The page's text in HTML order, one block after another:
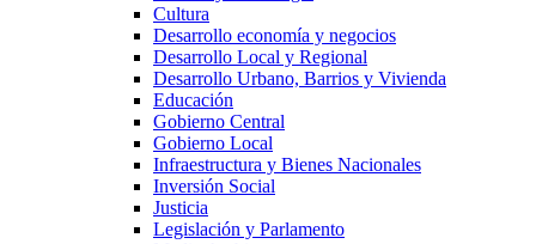
Cultura
Desarrollo economía y negocios
Desarrollo Local y Regional
Desarrollo Urbano, Barrios y Vivienda
Educación
Gobierno Central
Gobierno Local
Infraestructura y Bienes Nacionales
Inversión Social
Justicia
Legislación y Parlamento